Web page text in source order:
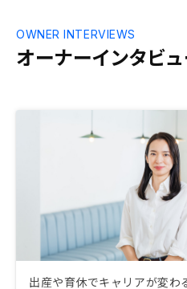
オーナーインタビ
OWNER INTERVIEWS
出産や育休でキャリアが変わ